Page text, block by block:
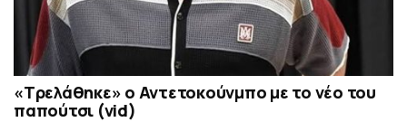
«Τρελάθηκε» ο Αντετοκούνμπο με το νέο του
παπούτσι (vid)